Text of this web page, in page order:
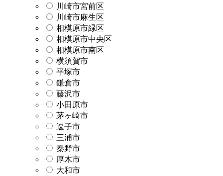
川崎市宮前区
川崎市麻生区
相模原市緑区
相模原市中央区
相模原市南区
横須賀市
平塚市
鎌倉市
藤沢市
小田原市
茅ヶ崎市
逗子市
三浦市
秦野市
厚木市
大和市